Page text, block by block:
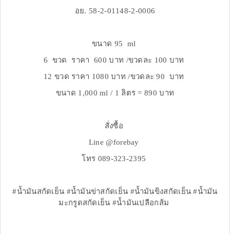
อย. 58-2-01148-2-0006
ขนาด 95 ml
6 ขวด ราคา 600 บาท /ขวดละ 100 บาท
12 ขวด ราคา 1080 บาท /ขวดละ 90 บาท
ขนาด 1,000 ml / 1 ลิตร = 890 บาท
สั่งซื้อ
Line @forebay
โทร 089-323-2395
#น้ำมันสกัดเย็น #น้ำมันข่าสกัดเย็น #น้ำมันขิงสกัดเย็น #น้ำมัน
มะกรูดสกัดเย็น #น้ำมันเปลือกส้ม